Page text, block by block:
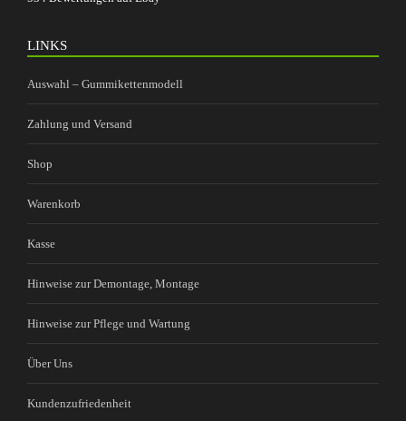
LINKS
Auswahl – Gummikettenmodell
Zahlung und Versand
Shop
Warenkorb
Kasse
Hinweise zur Demontage, Montage
Hinweise zur Pflege und Wartung
Über Uns
Kundenzufriedenheit